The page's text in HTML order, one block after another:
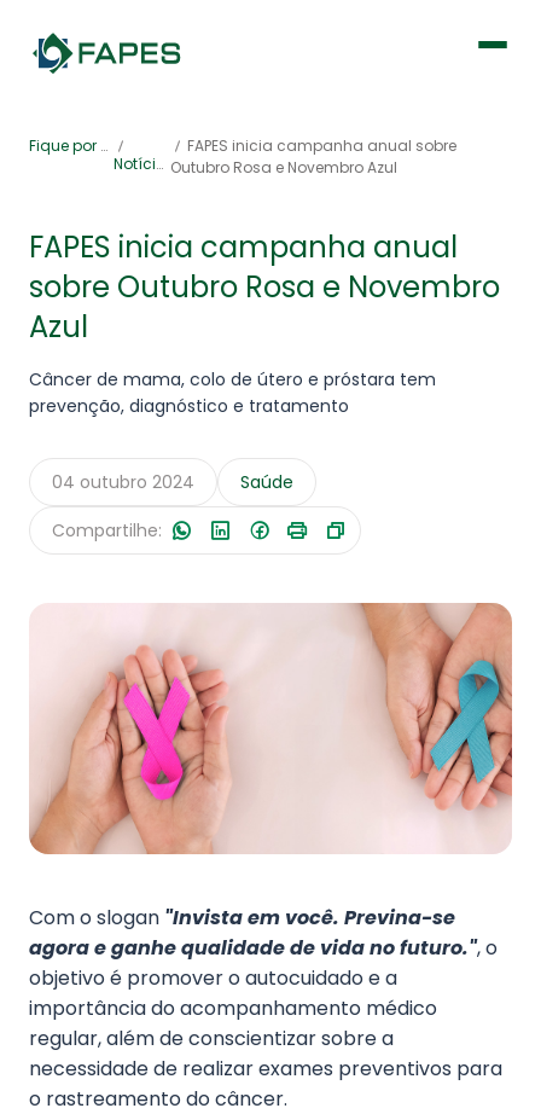
Institucional
Previdência
Portal de Serviços
Fique por dentro
Notícias
FAPES inicia campanha anual sobre
Outubro Rosa e Novembro Azul
FAPES inicia campanha anual
sobre Outubro Rosa e Novembro
Azul
Câncer de mama, colo de útero e próstara tem
prevenção, diagnóstico e tratamento
04 outubro 2024
Saúde
Compartilhe:
Com o slogan "Invista em você. Previna-se
agora e ganhe qualidade de vida no futuro.", o
objetivo é promover o autocuidado e a
importância do acompanhamento médico
regular, além de conscientizar sobre a
necessidade de realizar exames preventivos para
o rastreamento do câncer.